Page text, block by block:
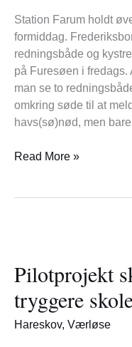
Station Farum holdt
formiddag.
redningsbåde og
på Furesøen i
man se to
omkring søde til at
havs(sø)nød, men
øvelse
Read More »
Pilotprojekt
tryggere
Hareskov, Værløse
bane
vejen
for
tryggere